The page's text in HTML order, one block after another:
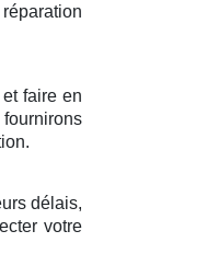
faire en
délais,
votre